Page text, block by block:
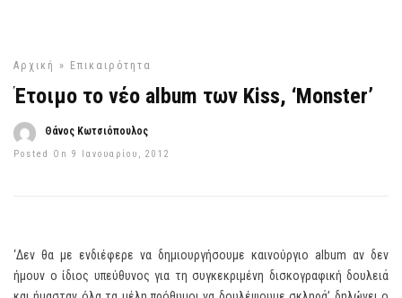
Αρχική » Επικαιρότητα
Έτοιμο το νέο album των Kiss, ‘Monster’
Θάνος Κωτσιόπουλος
Posted On 9 Ιανουαρίου, 2012
‘Δεν θα με ενδιέφερε να δημιουργήσουμε καινούργιο album αν δεν
ήμουν ο ίδιος υπεύθυνος για τη συγκεκριμένη δισκογραφική δουλειά